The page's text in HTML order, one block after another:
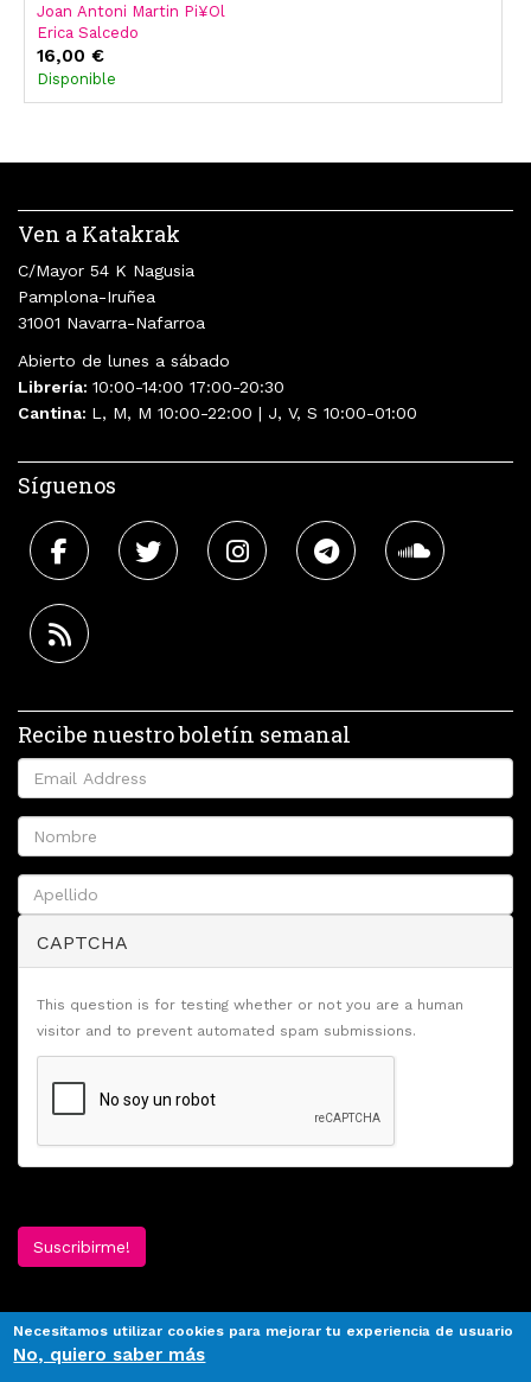
Joan Antoni Martin Pi¥Ol
Erica Salcedo
16,00 €
Disponible
Ven a Katakrak
C/Mayor 54 K Nagusia
Pamplona-Iruñea
31001 Navarra-Nafarroa
Abierto de lunes a sábado
Librería: 10:00-14:00 17:00-20:30
Cantina: L, M, M 10:00-22:00 | J, V, S 10:00-01:00
Síguenos
Recibe nuestro boletín semanal
CAPTCHA
This question is for testing whether or not you are a human
visitor and to prevent automated spam submissions.
Suscribirme!
Necesitamos utilizar cookies para mejorar tu experiencia de usuario
No, quiero saber más